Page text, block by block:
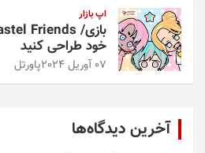
اپ بازار
خود طراحی کنید
07 آوریل 2024 پاورتل
آخرین دیدگاه‌ها